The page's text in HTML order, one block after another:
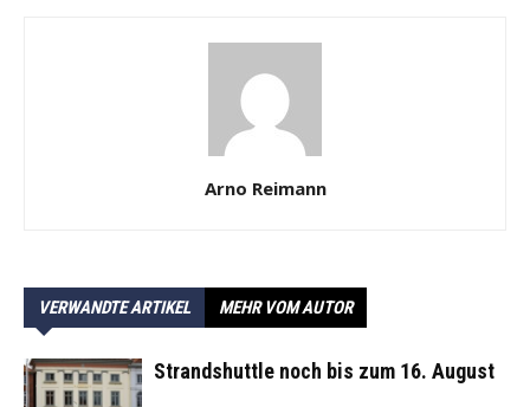
Arno Reimann
VERWANDTE ARTIKEL MEHR VOM AUTOR
Strandshuttle noch bis zum 16. August